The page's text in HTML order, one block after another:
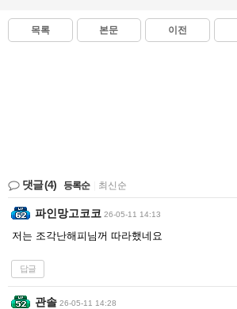
목록 본문 이전
댓글(4) 등록순 최신순
파인망고코코 26-05-11 14:13
저는 조각난해피님꺼 따라했네요
답글
관솔 26-05-11 14:28